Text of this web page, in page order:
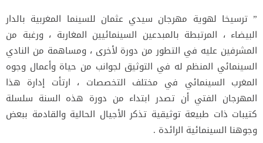
” ترسيخا لهوية مهرجان سيدي عثمان للسينما المغربية بالدار
البيضاء ، المرتبطة بالمبدعين السينمائيين المغاربة ، ورغبة من
المشرفين عليه في التطور من دورة لأخرى ، ومساهمة من النادي
السينمائي المنظم له في التوثيق لجوانب من حياة وأعمال وجوه
المغرب السينمائي في مختلف التخصصات ، ارتأت إدارة هذا
المهرجان الفتي أن تصدر ابتداء من دورة هذه السنة سلسلة
كتيبات ذات طبيعة توثيقية تذكر الأجيال الحالية والقادمة ببعض
وجوهنا السينمائية الرائدة .